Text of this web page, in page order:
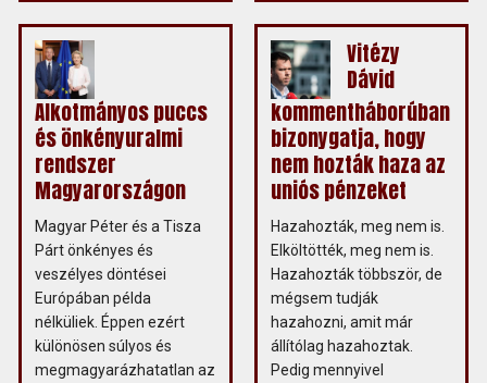
Alkotmányos puccs
és önkényuralmi
rendszer
Magyarországon
Magyar Péter és a Tisza
Párt önkényes és
veszélyes döntései
Európában példa
nélküliek. Éppen ezért
különösen súlyos és
megmagyarázhatatlan az
Vitézy
Dávid
kommentháborúban
bizonygatja, hogy
nem hozták haza az
uniós pénzeket
Hazahozták, meg nem is.
Elköltötték, meg nem is.
Hazahozták többször, de
mégsem tudják
hazahozni, amit már
állítólag hazahoztak.
Pedig mennyivel